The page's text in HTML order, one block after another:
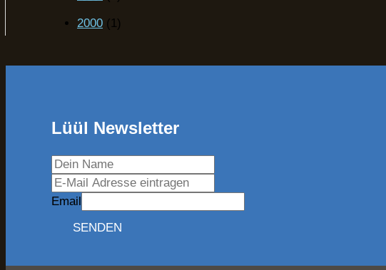
2000 (1)
Lüül Newsletter
Email
SENDEN